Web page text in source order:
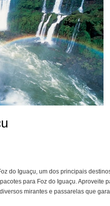
do Iguaçu, um dos principais
para Foz do Iguaçu. Aproveite
mirantes e passarelas que